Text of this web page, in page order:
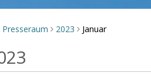
Presseraum > 2023 > Januar